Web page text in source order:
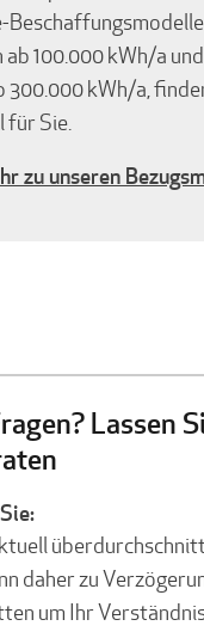
100.000 kWh/a und
300.000 kWh/a,
für Sie.
zu unseren
Lassen
daher zu
um Ihr